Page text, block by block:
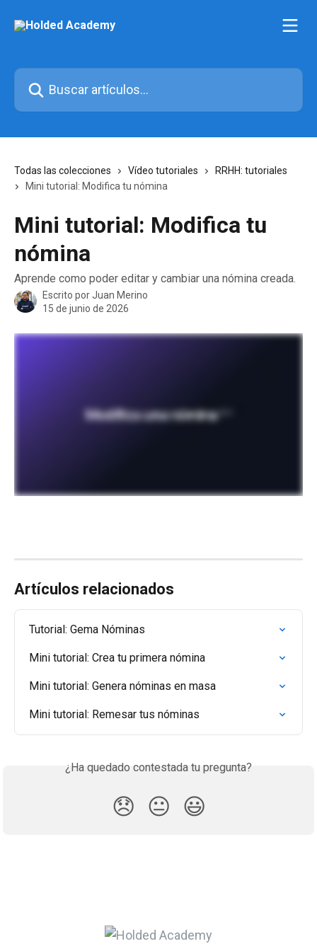
Buscar artículos...
Todas las colecciones Vídeo tutoriales
RRHH: tutoriales
Mini tutorial: Modifica tu nómina
Mini tutorial: Modifica tu
nómina
Aprende como poder editar y cambiar una nómina creada.
Escrito porJuan Merino
15 de junio de 2026
Artículos relacionados
Tutorial: Gema Nóminas
Mini tutorial: Crea tu primera nómina
Mini tutorial: Genera nóminas en masa
Mini tutorial: Remesar tus nóminas
¿Ha quedado contestada tu pregunta?
😞 😐 😃